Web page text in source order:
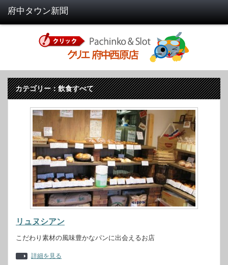
カテゴリー：飲食すべて
リュヌシアン
こだわり素材の風味豊かなパンに出会えるお店
詳細を見る